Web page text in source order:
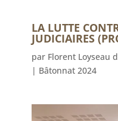
LA LUTTE
JUDICIAIRES
par Florent Loyseau
| Bâtonnat 2024